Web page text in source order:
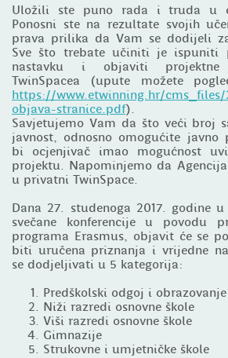
Uložili ste puno rada i truda u
Ponosni ste na rezultate svojih
prava prilika da Vam se dodijeli
Sve što trebate učiniti je ispuniti
nastavku i objaviti projektne
TwinSpacea (upute možete
https://www.etwinning.hr/cms_files/
objava-stranice.pdf).
Savjetujemo Vam da što veći broj
javnost, odnosno omogućite javno
bi ocjenjivač imao mogućnost
projektu. Napominjemo da
u privatni TwinSpace.
Dana 27. studenoga 2017. godine
svečane konferencije u povodu
programa Erasmus, objavit će se
biti uručena priznanja i vrijedne
se dodjeljivati u 5 kategorija:
Predškolski odgoj i obrazovanje
Niži razredi osnovne škole
Viši razredi osnovne škole
Gimnazije
Strukovne i umjetničke škole